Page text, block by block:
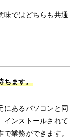
味ではどちらも共通
ちます。
にあるパソコンと同
インストールされて
業務ができます。